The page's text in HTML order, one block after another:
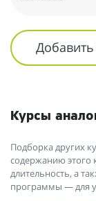
Курсы
Подборка других
содержанию этого
длительность, а
программы — для